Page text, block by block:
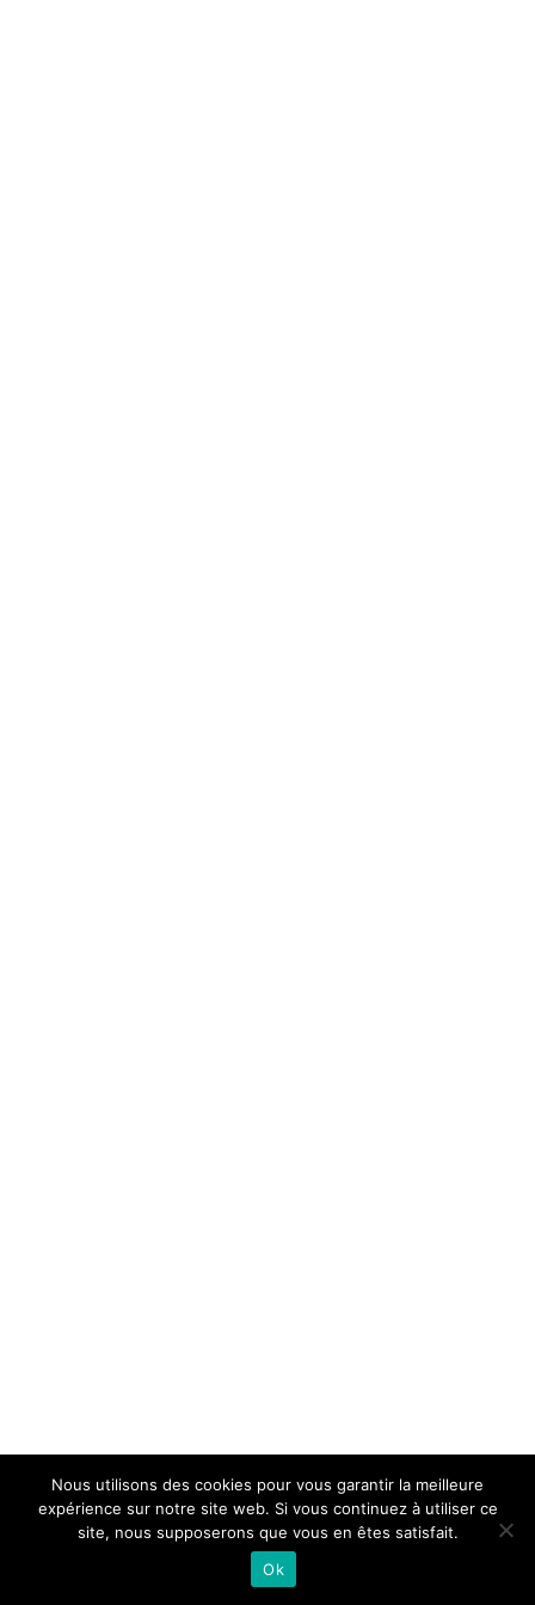
Nous utilisons des cookies pour vous garantir la meilleure
expérience sur notre site web. Si vous continuez à utiliser ce
site, nous supposerons que vous en êtes satisfait.
Ok